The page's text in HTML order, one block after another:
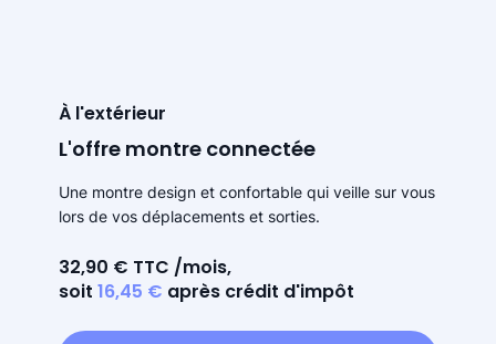
À l'extérieur
L'offre montre connectée
Une montre design et confortable qui veille sur vous
lors de vos déplacements et sorties.
32,90 € TTC /mois,
soit 16,45 € après crédit d'impôt